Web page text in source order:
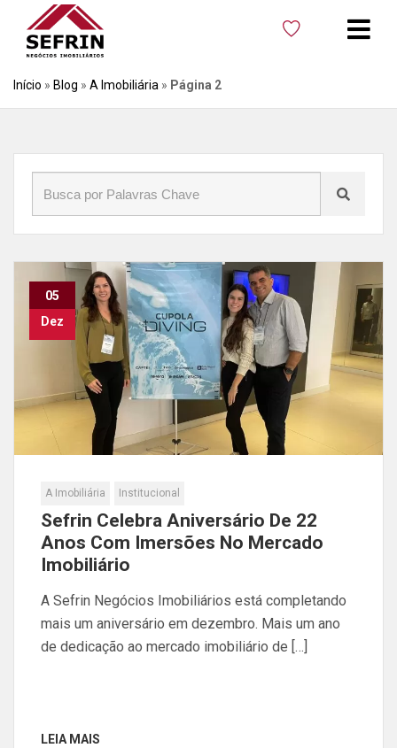
Início » Blog » A Imobiliária » Página 2
05
Dez
A Imobiliária Institucional
Sefrin Celebra Aniversário De 22
Anos Com Imersões No Mercado
Imobiliário
A Sefrin Negócios Imobiliários está completando
mais um aniversário em dezembro. Mais um ano
de dedicação ao mercado imobiliário de […]
LEIA MAIS